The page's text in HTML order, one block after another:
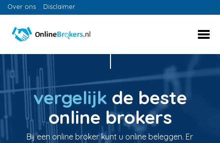
Over ons Disclaimer
vergelijk de beste
online brokers
Bij een online broker kunt u online beleggen. Er